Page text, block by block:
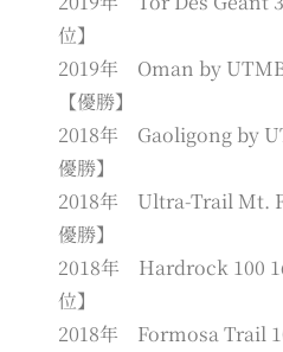
位】
2019年 Oman by
【優勝】
2018年 Gaoligong by
優勝】
2018年 Ultra-Trail Mt.
優勝】
2018年 Hardrock 100
位】
2018年 Formosa Trail